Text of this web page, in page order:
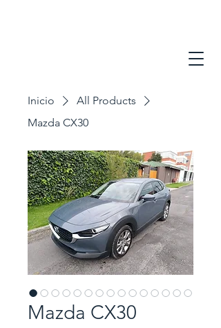
Inicio
All Products
Mazda CX30
Mazda CX30